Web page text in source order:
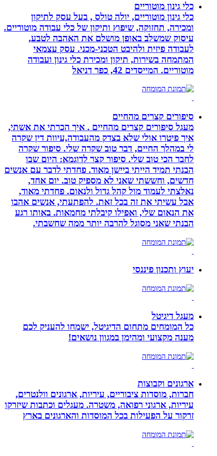
כלי גינון מוטוריים
כלי גינון מוטוריים, יולה טולס , בעל עסק לתיקון
ומכירה, תחזוקה, שיפוץ ותיקון של כלי עבודה מוטוריים.
עיסוק שמשלב באופן מושלם את האהבה לטבע,
לעבודה פיזית ולהיבט הטכני-מכני. עסק עצמאי
המתמחה בשירות, תיקון ומכירת כלי גינון ועבודה
מוטוריים. המייסדים 42, כפר דניאל
סיפורים קצרים מהחיים
מעגל סיפורים קצרים מהחיים . איך הכרתי את אשתי,
איך פיטרו אולי שלא בצדק מהעבודה,עיוות דין שקרה
לי במהלך החיים, דבר טוב שקרה שלי. סיפור שקרה
לחבר הכי טוב שלי. סיפור קצר לדוגמא: היום שבו
הבנתי תמיד הייתי ביישן מאוד. פחדתי לדבר עם אנשים
חדשים, וחששתי שאני לא מספיק טוב. יום אחד,
נאלצתי לעמוד מול קהל גדול ולנאום. פחדתי מאוד,
אבל עשיתי את זה בכל זאת. להפתעתי, אנשים אהבו
את הנאום שלי, ואפילו קיבלתי מחמאות. באותו רגע
הבנתי שאני מסוגל להרבה יותר ממה שחשבתי.
יעוץ ותכנון פיננסי
מעגל דיגיטל
כל המומחים מתחום הדיגיטל, ישמחו להעניק לכם
מענה מקצועי ומהימן במגוון נושאים!
ארגונים וקבוצות
חברות, מוסדות ציבוריים, עיריות, ארגונים וולנטרים,
עיריות, ארגוני רפואה, משטרה. מעגלים וכתבות שיזרקו
זרקור על הפעילות בכל המוסדות והארגונים בארץ